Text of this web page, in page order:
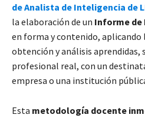
de Analista de Inteligencia de
la elaboración de un Informe
en forma y contenido, aplicando
obtención y análisis
profesional real, con un
empresa o una institución
Esta metodología docente